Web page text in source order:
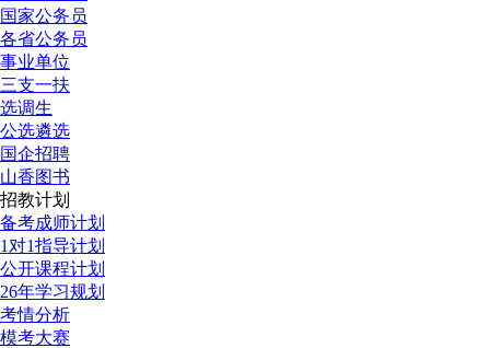
国家公务员
各省公务员
事业单位
三支一扶
选调生
公选遴选
国企招聘
山香图书
招教计划
备考成师计划
1对1指导计划
公开课程计划
26年学习规划
考情分析
模考大赛